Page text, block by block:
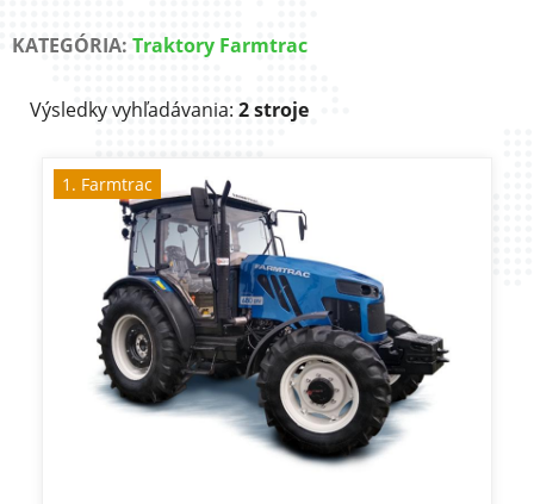
KATEGÓRIA: Traktory Farmtrac
Výsledky vyhľadávania: 2 stroje
1. Farmtrac